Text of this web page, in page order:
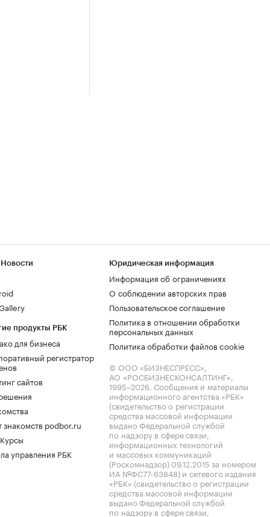
продукты РБК
для бизнеса
регистратор
сайтов
знакомств podbor.ru
управления РБК
Юридическая информация
Информация об ограничениях
О соблюдении авторских прав
Пользовательское соглашение
Политика в отношении обработки
персональных данных
Политика обработки файлов cookie
© ООО «БИЗНЕСПРЕСС»,
АО «РОСБИЗНЕСКОНСАЛТИНГ»,
1995–2026. Сообщения и материалы
информационного агентства «РБК»
(свидетельство о регистрации
средства массовой информации
выдано Федеральной службой
по надзору в сфере связи,
информационных технологий
и массовых коммуникаций
(Роскомнадзор) 09.12.2015 за номером
ИА №ФС77-63848) и сетевого издания
«РБК» (свидетельство о регистрации
средства массовой информации
выдано Федеральной службой
по надзору в сфере связи,